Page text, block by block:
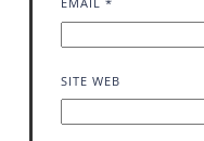
SITE WEB